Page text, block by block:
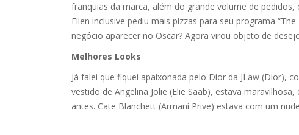
franquias da marca, além do grande volume de
Ellen inclusive pediu mais pizzas para seu programa
negócio aparecer no Oscar? Agora virou objeto de
Melhores Looks
Já falei que fiquei apaixonada pelo Dior da JLaw (Dior),
vestido de Angelina Jolie (Elie Saab), estava
antes. Cate Blanchett (Armani Prive) estava com um